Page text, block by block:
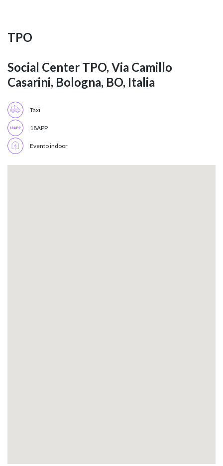
TPO
Social Center TPO, Via Camillo
Casarini, Bologna, BO, Italia
Taxi
18APP
Evento indoor